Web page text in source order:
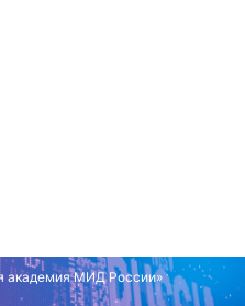
академия МИД России»